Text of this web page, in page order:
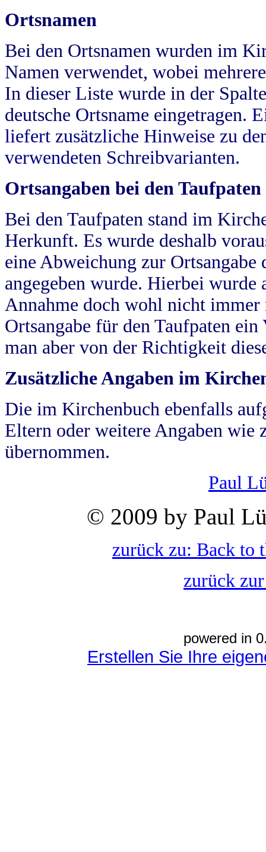
Ortsnamen
Bei den Ortsnamen wurden im
Namen verwendet, wobei
In dieser Liste wurde in der
deutsche Ortsname eingetragen.
liefert zusätzliche Hinweise zu
verwendeten Schreibvarianten.
Ortsangaben bei den Taufpaten
Bei den Taufpaten stand im
Herkunft. Es wurde deshalb
eine Abweichung zur
angegeben wurde. Hierbei wurde
Annahme doch wohl nicht
Ortsangabe für den Taufpaten
man aber von der Richtigkeit
Zusätzliche Angaben im
Die im Kirchenbuch ebenfalls
Eltern oder weitere Angaben wie
übernommen.
Paul
© 2009 by Paul
zurück zu: Back to
zurück
powered in
Erstellen Sie Ihre